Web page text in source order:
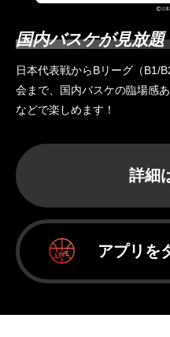
国内バスケが見放題
日本代表戦からBリーグ（B1/
会まで、国内バスケの臨場感
などで楽しめます！
詳細
アプリを